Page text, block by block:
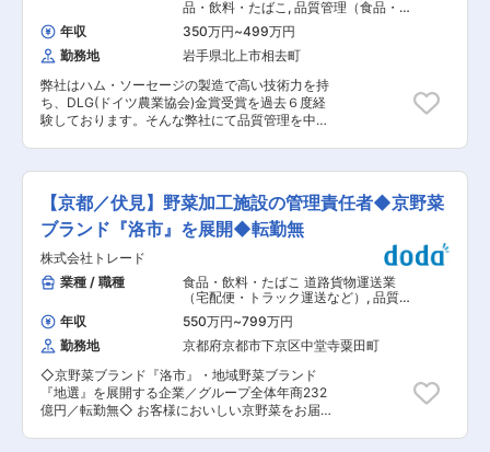
程管理、人員管理 ・ライン構成の適正化と生産計
画策定 ・各種トラブルシューティング ・部門メ
ンバーのマネジメント ・他部署との調整業務など
■当社について： 今注目のトライアルカンパニー
の店舗総菜全般やリゾート事業や飲食事業におけ
るメニュー開発及び調理などを担っているのが
「明治屋」となります。 ■トライアルカンパニー
について： 2002年度に約200億円だった売上高
は、2024年度に約7,000億円以上達成、35倍近
統合が完了しました。今後の戦略として（1）既
存店改革（2）出店戦略（3）収益性の向上（4）
リテールメディア展開の4つの軸を中心に進めて
いきます。 この急成長の背景には、日本全国で大
量出店と物流・ITを中心に自社で取組み、徹底し
た効率化を追求し続けたことで圧倒的な「安さ」
を実現し、お客様の支持を得てきたことにありま
す。創業以来小売の現場でITを活用し流通の生産
性向上、買い物体験のイノベーションにトライし
続けてきました。第4次産業革命を迎える今、私
たちはリテールAIで新しい流通の未来を創り世界
一の買い物体験を提供し、人々の暮らしを豊かに
する企業を目指しています。AIによる第四次産業
に新しい価値を提供します。 変更の範囲：会社の
品・飲料・たばこ , 品質管理（食品・香
料・飼料） 工場長（食品・香料・飼
料）
年収 350万円~499万円
勤務地
岩手県北上市相去町
弊社はハム・ソーセージの製造で高い技術力を持
ち、DLG(ドイツ農業協会)金賞受賞を過去６度経
験しております。そんな弊社にて品質管理を中心
ハム・ソーセージの製造工程を幅広くご担当して
いただきます。 具体的には、品質管理、原材料な
どの在庫管理・発注、営業・業務との連携をしな
がら工程作業、歩留まりしている原材料からの商
品開発をお任せします。 ■キャリアアップ：製造
管理業務を中心に、製造現場から商品開発を発信
するなど、営業、業務部門とも連携いただき、将
来の幹部候補としてご活躍いただきます。会社と
ともに成長でき、大きなやりがいを感じることが
できます。また今後の展開において、現社長の引
退後には、新社長を支える重要なポジションとな
り、会社の存続に大きく貢していただきます。 ■
社内体制：社長、経理責任者1名62歳女性、営業
事務2名女性、配送1名男性、営業1名男性、現場
13名という仲間とともに会社を運営しておりま
す。 ■就業環境について：同社では、夜間勤務な
【京都／伏見】野菜加工施設の管理責任者◆京野菜
ブランド『洛市』を展開◆転勤無
株式会社トレード
業種 / 職種
食品・飲料・たばこ 道路貨物運送業
（宅配便・トラック運送など） , 品質管
理（食品・香料・飼料） 工場長（食
品・香料・飼料）
年収 550万円~799万円
勤務地
京都府京都市下京区中堂寺粟田町
◇京野菜ブランド『洛市』・地域野菜ブランド
『地選』を展開する企業／グループ全体年商232
億円／転勤無◇ お客様においしい京野菜をお届け